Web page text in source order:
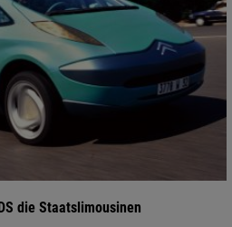
die Staatslimousinen